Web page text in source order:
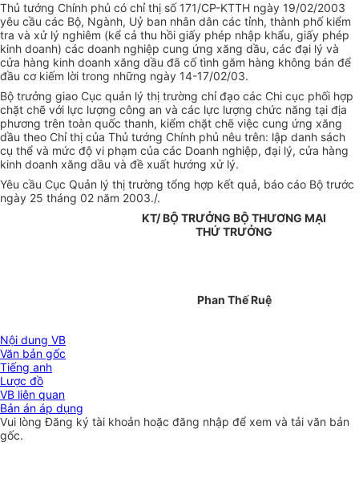
Thủ tướng Chính phủ có chỉ thị số 171/CP-KTTH ngày 19/02/2003
yêu cầu các Bộ, Ngành, Uỷ ban nhân dân các tỉnh, thành phố kiểm
tra và xử lý nghiêm (kể cả thu hồi giấy phép nhập khẩu, giấy phép
kinh doanh) các doanh nghiệp cung ứng xăng dầu, các đại lý và
cửa hàng kinh doanh xăng dầu đã cố tình găm hàng không bán để
đầu cơ kiếm lời trong những ngày 14-17/02/03.
Bộ trưởng giao Cục quản lý thị trường chỉ đạo các Chi cục phối hợp
chặt chẽ với lực lượng công an và các lực lượng chức năng tại địa
phương trên toàn quốc thanh, kiểm chặt chẽ việc cung ứng xăng
dầu theo Chỉ thị của Thủ tướng Chính phủ nêu trên: lập danh sách
cụ thể và mức độ vi phạm của các Doanh nghiệp, đại lý, cửa hàng
kinh doanh xăng dầu và đề xuất hướng xử lý.
Yêu cầu Cục Quản lý thị trường tổng hợp kết quả, báo cáo Bộ trước
ngày 25 tháng 02 năm 2003./.
KT/ BỘ TRƯỞNG BỘ THƯƠNG MẠI
THỨ TRƯỞNG
Phan Thế Ruệ
Nội dung VB
Văn bản gốc
Tiếng anh
Lược đồ
VB liên quan
Bản án áp dụng
Vui lòngĐăng ký tài khoản hoặc đăng nhập để xem và tải văn bản
gốc.